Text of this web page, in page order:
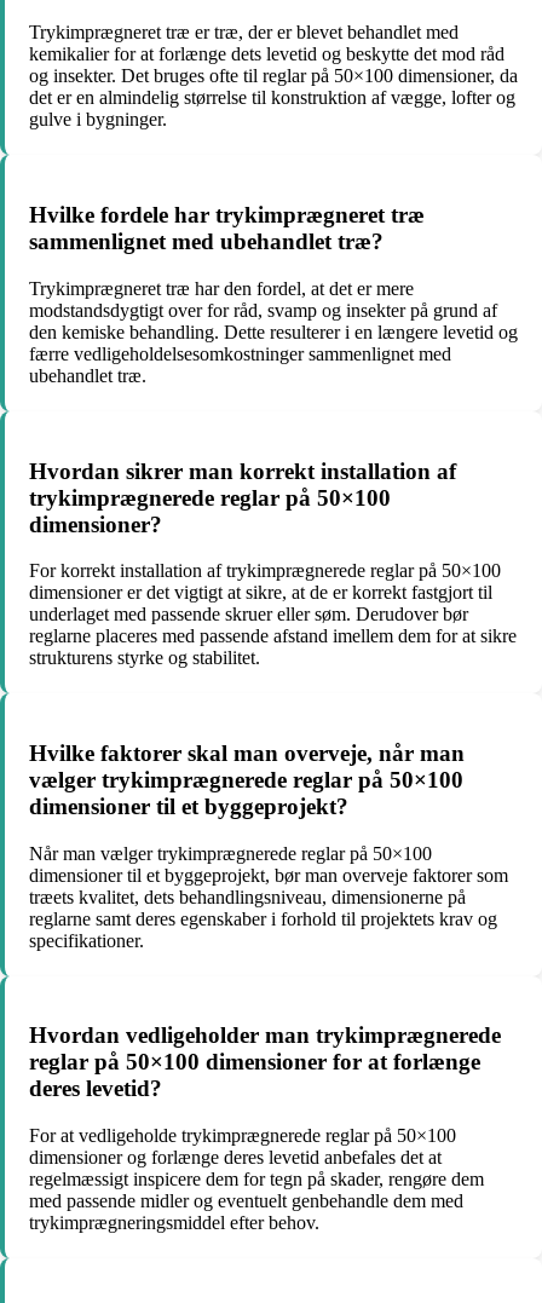
Trykimprægneret træ er træ, der er blevet behandlet med
kemikalier for at forlænge dets levetid og beskytte det mod råd
og insekter. Det bruges ofte til reglar på 50×100 dimensioner, da
det er en almindelig størrelse til konstruktion af vægge, lofter og
gulve i bygninger.
Hvilke fordele har trykimprægneret træ
sammenlignet med ubehandlet træ?
Trykimprægneret træ har den fordel, at det er mere
modstandsdygtigt over for råd, svamp og insekter på grund af
den kemiske behandling. Dette resulterer i en længere levetid og
færre vedligeholdelsesomkostninger sammenlignet med
ubehandlet træ.
Hvordan sikrer man korrekt installation af
trykimprægnerede reglar på 50×100
dimensioner?
For korrekt installation af trykimprægnerede reglar på 50×100
dimensioner er det vigtigt at sikre, at de er korrekt fastgjort til
underlaget med passende skruer eller søm. Derudover bør
reglarne placeres med passende afstand imellem dem for at sikre
strukturens styrke og stabilitet.
Hvilke faktorer skal man overveje, når man
vælger trykimprægnerede reglar på 50×100
dimensioner til et byggeprojekt?
Når man vælger trykimprægnerede reglar på 50×100
dimensioner til et byggeprojekt, bør man overveje faktorer som
træets kvalitet, dets behandlingsniveau, dimensionerne på
reglarne samt deres egenskaber i forhold til projektets krav og
specifikationer.
Hvordan vedligeholder man trykimprægnerede
reglar på 50×100 dimensioner for at forlænge
deres levetid?
For at vedligeholde trykimprægnerede reglar på 50×100
dimensioner og forlænge deres levetid anbefales det at
regelmæssigt inspicere dem for tegn på skader, rengøre dem
med passende midler og eventuelt genbehandle dem med
trykimprægneringsmiddel efter behov.